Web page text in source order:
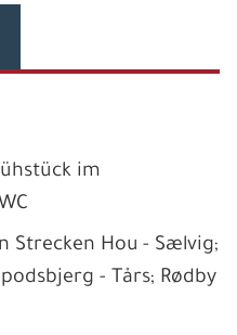
im
Strecken Hou - Sælvig;
- Tårs; Rødby